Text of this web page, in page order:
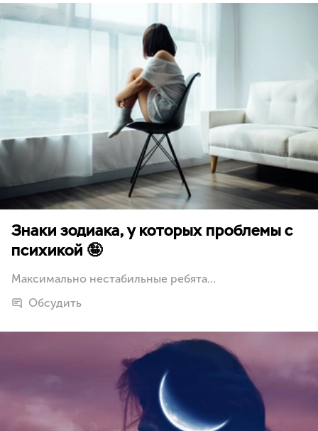
Знаки зодиака, у которых проблемы с
психикой 🤪
Максимально нестабильные ребята…
Обсудить